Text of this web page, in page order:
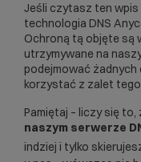
Jeśli czytasz ten wpis
technologia DNS
Ochroną tą objęte są
utrzymywane na
podejmować
korzystać z zalet
Pamiętaj – liczy się to,
naszym serwerze
indziej i tylko